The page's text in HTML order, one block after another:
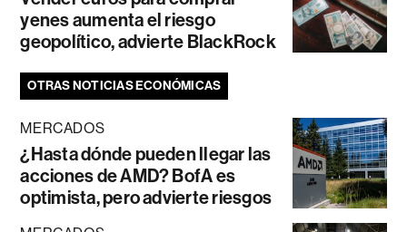
yenes aumenta el riesgo
geopolítico, advierte BlackRock
OTRAS NOTICIAS ECONÓMICAS
MERCADOS
¿Hasta dónde pueden llegar las
acciones de AMD? BofA es
optimista, pero advierte riesgos